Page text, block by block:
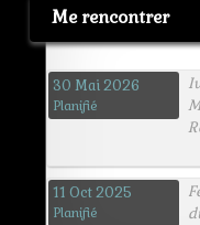
Me rencontrer
30 Mai 2026
Planifié
11 Oct 2025
Planifié